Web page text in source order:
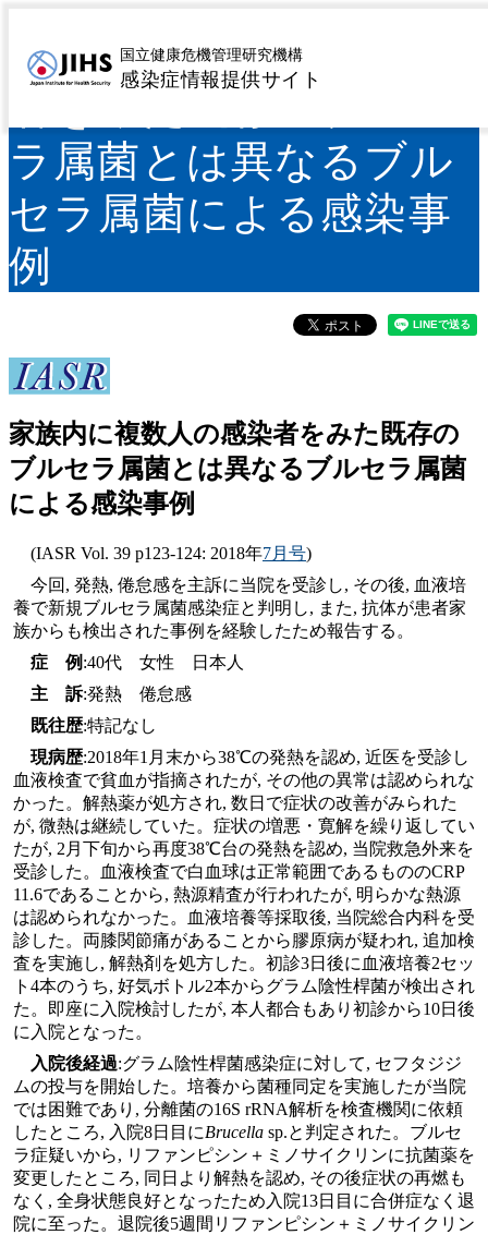
国立健康危機管理研究機構
感染症情報提供サイト
家族内に複数人の感染
ラ属菌とは異なるブル
セラ属菌による感染事
例
家族内に複数人の感染者をみた既存の
ブルセラ属菌とは異なるブルセラ属菌
による感染事例
(IASR Vol. 39 p123-124: 2018年7月号)
今回, 発熱, 倦怠感を主訴に当院を受診し, その後, 血液培
養で新規ブルセラ属菌感染症と判明し, また, 抗体が患者家
族からも検出された事例を経験したため報告する。
症 例 :40代 女性 日本人
主 訴:発熱 倦怠感
既往歴:特記なし
現病歴:2018年1月末から38℃の発熱を認め, 近医を受診し
血液検査で貧血が指摘されたが, その他の異常は認められな
かった。解熱薬が処方され, 数日で症状の改善がみられた
が, 微熱は継続していた。症状の増悪・寛解を繰り返してい
たが, 2月下旬から再度38℃台の発熱を認め, 当院救急外来を
受診した。血液検査で白血球は正常範囲であるもののCRP
11.6であることから, 熱源精査が行われたが, 明らかな熱源
は認められなかった。血液培養等採取後, 当院総合内科を受
診した。両膝関節痛があることから膠原病が疑われ, 追加検
査を実施し, 解熱剤を処方した。初診3日後に血液培養2セッ
ト4本のうち, 好気ボトル2本からグラム陰性桿菌が検出され
た。即座に入院検討したが, 本人都合もあり初診から10日後
に入院となった。
入院後経過:グラム陰性桿菌感染症に対して, セフタジジ
ムの投与を開始した。培養から菌種同定を実施したが当院
では困難であり, 分離菌の16S rRNA解析を検査機関に依頼
したところ, 入院8日目にBrucella sp.と判定された。ブルセ
ラ症疑いから, リファンピシン＋ミノサイクリンに抗菌薬を
変更したところ, 同日より解熱を認め, その後症状の再燃も
なく, 全身状態良好となったため入院13日目に合併症なく退
院に至った。退院後5週間リファンピシン＋ミノサイクリン